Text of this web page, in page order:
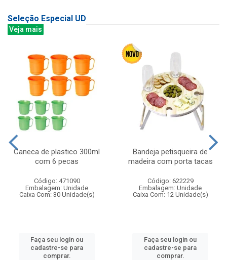
Seleção Especial UD
Veja mais
Caneca de plastico 300ml
com 6 pecas
Código: 471090
Embalagem: Unidade
Caixa Com: 30 Unidade(s)
Faça seu login ou
cadastre-se para
comprar.
Bandeja petisqueira de
madeira com porta tacas
Código: 622229
Embalagem: Unidade
Caixa Com: 12 Unidade(s)
Faça seu login ou
cadastre-se para
comprar.